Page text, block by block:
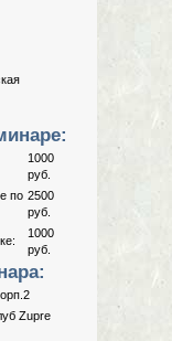
1000
руб.
по 2500
руб.
1000
руб.
Zupre